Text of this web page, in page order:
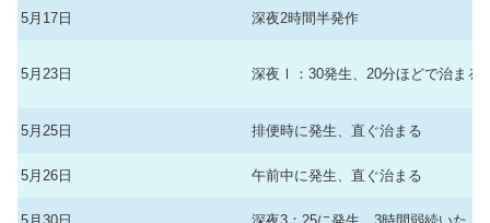
5月17日 深夜2時間半発作
5月23日 深夜Ⅰ：30発生、20分ほどで治まる
5月25日 排便時に発生、直ぐ治まる
5月26日 午前中に発生、直ぐ治まる